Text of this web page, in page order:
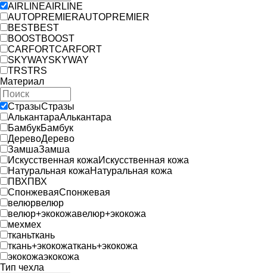
AIRLINEAIRLINE
AUTOPREMIERAUTOPREMIER
BESTBEST
BOOSTBOOST
CARFORTCARFORT
SKYWAYSKYWAY
TRSTRS
Материал
СтразыСтразы
АлькантараАлькантара
БамбукБамбук
ДеревоДерево
ЗамшаЗамша
Искусственная кожаИскусственная кожа
Натуральная кожаНатуральная кожа
ПВХПВХ
СпонжеваяСпонжевая
велюрвелюр
велюр+экокожавелюр+экокожа
мехмех
тканьткань
ткань+экокожаткань+экокожа
экокожаэкокожа
Тип чехла